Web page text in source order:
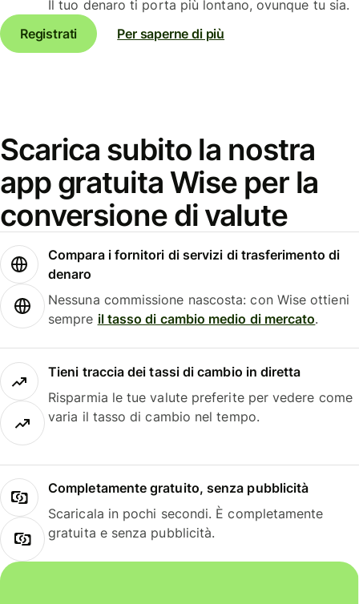
Il tuo denaro ti porta più lontano, ovunque tu sia.
Registrati
Per saperne di più
Scarica subito la nostra
app gratuita Wise per la
conversione di valute
Compara i fornitori di servizi di trasferimento di
denaro
Nessuna commissione nascosta: con Wise ottieni
sempre il tasso di cambio medio di mercato.
Tieni traccia dei tassi di cambio in diretta
Risparmia le tue valute preferite per vedere come
varia il tasso di cambio nel tempo.
Completamente gratuito, senza pubblicità
Scaricala in pochi secondi. È completamente
gratuita e senza pubblicità.